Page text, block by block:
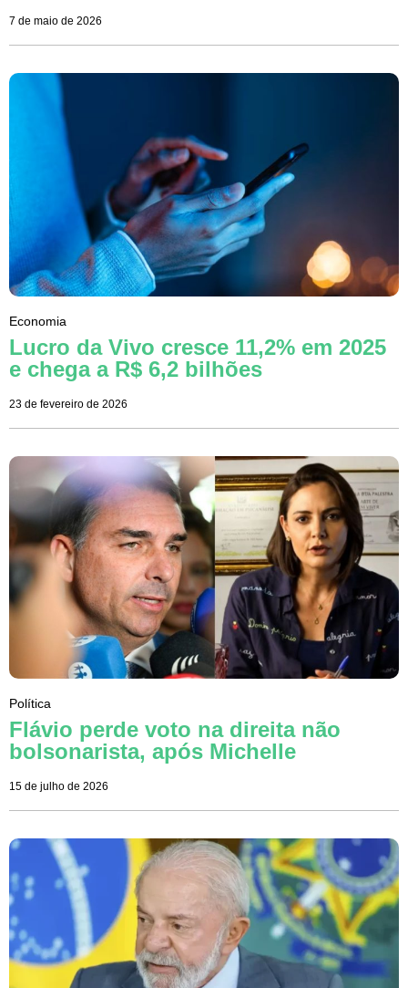
7 de maio de 2026
Economia
Lucro da Vivo cresce 11,2% em 2025
e chega a R$ 6,2 bilhões
23 de fevereiro de 2026
Política
Flávio perde voto na direita não
bolsonarista, após Michelle
15 de julho de 2026